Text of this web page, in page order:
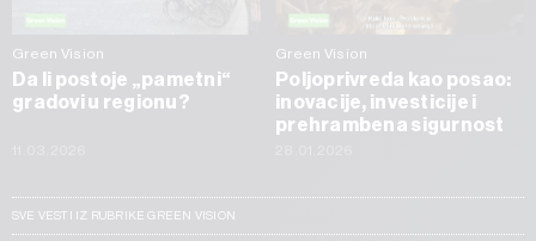
Green Vision
Da li postoje „pametni“
gradovi u regionu?
Green Vision
Poljoprivreda kao posao:
inovacije, investicije i
prehrambena sigurnost
SVE VESTI IZ RUBRIKE GREEN VISION